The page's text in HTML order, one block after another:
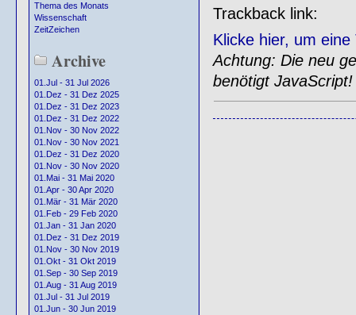
Thema des Monats
Wissenschaft
ZeitZeichen
Archive
01.Jul - 31 Jul 2026
01.Dez - 31 Dez 2025
01.Dez - 31 Dez 2023
01.Dez - 31 Dez 2022
01.Nov - 30 Nov 2022
01.Nov - 30 Nov 2021
01.Dez - 31 Dez 2020
01.Nov - 30 Nov 2020
01.Mai - 31 Mai 2020
01.Apr - 30 Apr 2020
01.Mär - 31 Mär 2020
01.Feb - 29 Feb 2020
01.Jan - 31 Jan 2020
01.Dez - 31 Dez 2019
01.Nov - 30 Nov 2019
01.Okt - 31 Okt 2019
01.Sep - 30 Sep 2019
01.Aug - 31 Aug 2019
01.Jul - 31 Jul 2019
01.Jun - 30 Jun 2019
Trackback link:
Klicke hier, um
Achtung: Die neu
benötigt JavaScript!